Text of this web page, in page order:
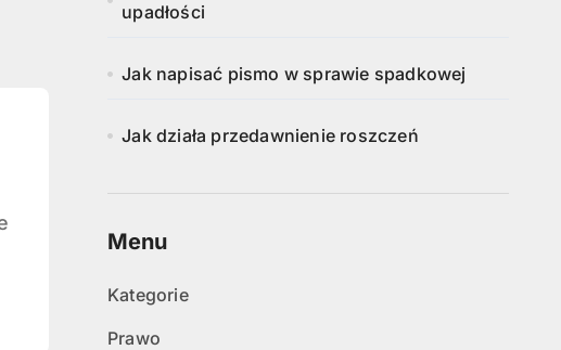
upadłości
Jak napisać pismo w sprawie spadkowej
Jak działa przedawnienie roszczeń
Menu
Kategorie
Prawo